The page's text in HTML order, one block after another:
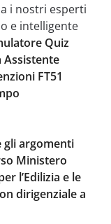
i nostri esperti
e intelligente
Quiz
Assistente
FT51
gli argomenti
Ministero
l’Edilizia e le
dirigenziale a